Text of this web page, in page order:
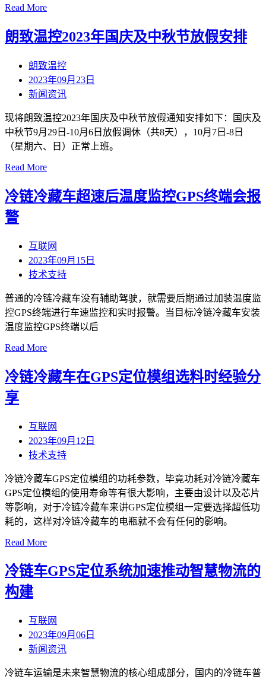
Read More
朗致温控2023年国庆及中秋节放假安排
朗致温控
2023年09月23日
新闻资讯
现将朗致温控2023年国庆及中秋节放假通知安排如下：国庆及
中秋节9月29日-10月6日放假调休（共8天），10月7日-8日
（星期六、日）正常上班。
Read More
冷链冷藏车超速后温度监控GPS终端会报
警
互联网
2023年09月15日
技术支持
普通的冷链冷藏车没有辅助驾驶，就需要后期通过加装温度监
控GPS终端进行车速监控和实时报警。当目标冷链冷藏车安装
温度监控GPS终端以后
Read More
冷链冷藏车在GPS定位模组选料时经验分
享
互联网
2023年09月12日
技术支持
冷链冷藏车GPS定位模组的功耗参数，毕竟功耗对冷链冷藏车
GPS定位模组的使用寿命等有很大影响，主要由设计以及芯片
等影响，对于冷链冷藏车来讲GPS定位模组一定要选择超低功
耗的，这样对冷链冷藏车的电瓶就不会有任何的影响。
Read More
冷链车GPS定位系统加速推动智慧物流的
构建
互联网
2023年09月06日
新闻资讯
冷链车运输是未来智慧物流的核心组成部分，国内的冷链车普